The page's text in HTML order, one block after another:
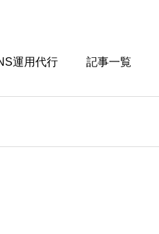
運用代行 記事一覧